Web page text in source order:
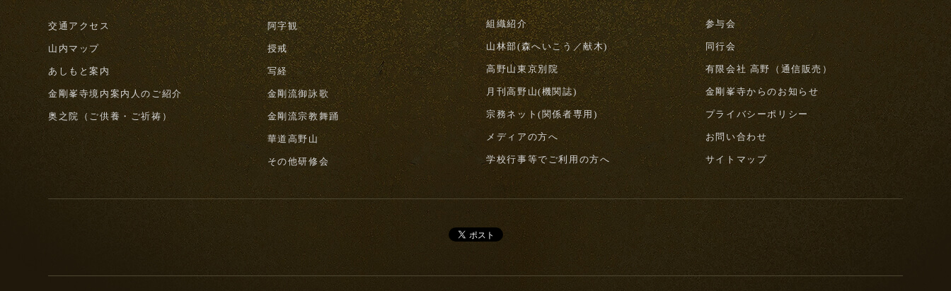
交通アクセス
山内マップ
あしもと案内
金剛峯寺境内案内人のご紹介
奥之院（ご供養・ご祈祷）
阿字観
授戒
写経
金剛流御詠歌
金剛流宗教舞踊
華道高野山
その他研修会
組織紹介
山林部(森へいこう／献木)
高野山東京別院
月刊高野山(機関誌)
宗務ネット(関係者専用)
メディアの方へ
学校行事等でご利用の方へ
参与会
同行会
有限会社 高野（通信販売）
金剛峯寺からのお知らせ
プライバシーポリシー
お問い合わせ
サイトマップ